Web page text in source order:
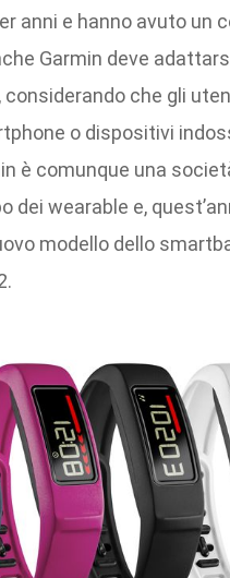
anni e hanno avuto un
Garmin deve
che gli
o dispositivi
è comunque una
dei wearable e,
modello dello